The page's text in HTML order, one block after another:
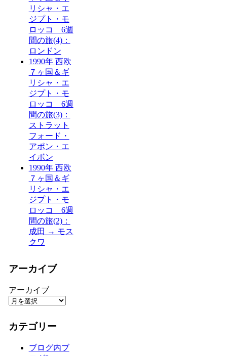
リシャ・エ
ジプト・モ
ロッコ 6週
間の旅(4)：
ロンドン
1990年 西欧
７ヶ国＆ギ
リシャ・エ
ジプト・モ
ロッコ 6週
間の旅(3)：
ストラット
フォード・
アポン・エ
イボン
1990年 西欧
７ヶ国＆ギ
リシャ・エ
ジプト・モ
ロッコ 6週
間の旅(2)：
成田 → モス
クワ
アーカイブ
アーカイブ
カテゴリー
ブログ内ブ